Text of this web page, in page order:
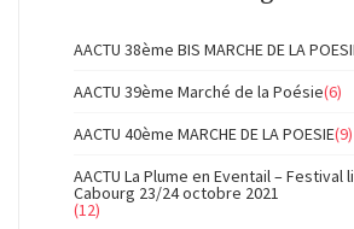
AACTU 38ème BIS MARCHE DE LA
AACTU 39ème Marché de la Poésie(6)
AACTU 40ème MARCHE DE LA POESIE(9)
AACTU La Plume en Eventail –
Cabourg 23/24 octobre 2021
(12)